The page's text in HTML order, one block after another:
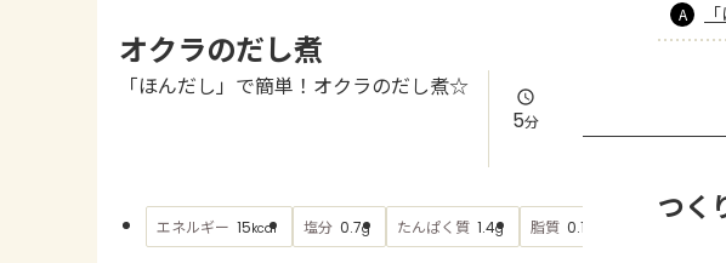
オクラのだし煮
「ほんだし」で簡単！オクラのだし煮☆
5分
エネルギー 15kcal 塩分 0.7g たんぱく質 1.4g 脂質 0.1 もっと見る
A
つく